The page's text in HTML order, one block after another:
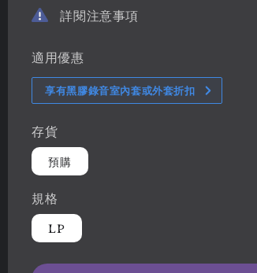
詳閱注意事項
適用優惠
享有黑膠錄音室內套或外套折扣
存貨
預購
規格
LP